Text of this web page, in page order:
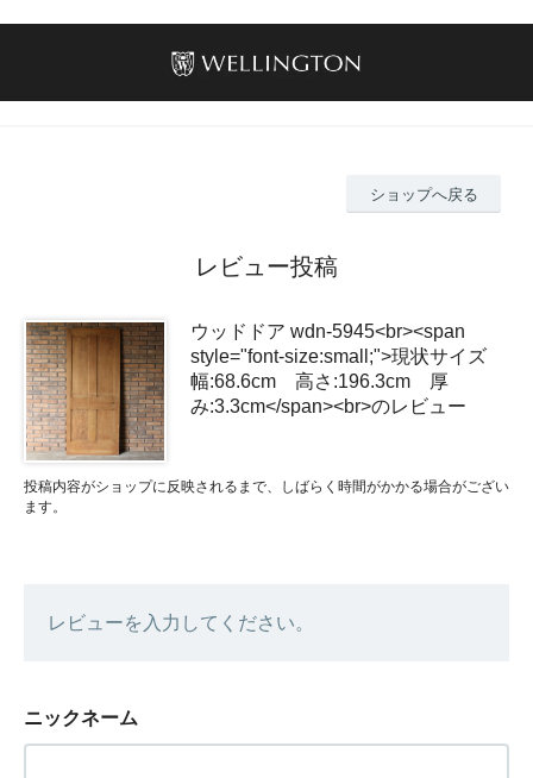
ショップへ戻る
レビュー投稿
ウッドドア wdn-5945<br><span
style="font-size:small;">現状サイズ
幅:68.6cm 高さ:196.3cm 厚
み:3.3cm</span><br>のレビュー
投稿内容がショップに反映されるまで、しばらく時間がかかる場合がござい
ます。
レビューを入力してください。
ニックネーム